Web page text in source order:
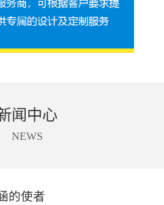
闻中心
NEWS
的使者